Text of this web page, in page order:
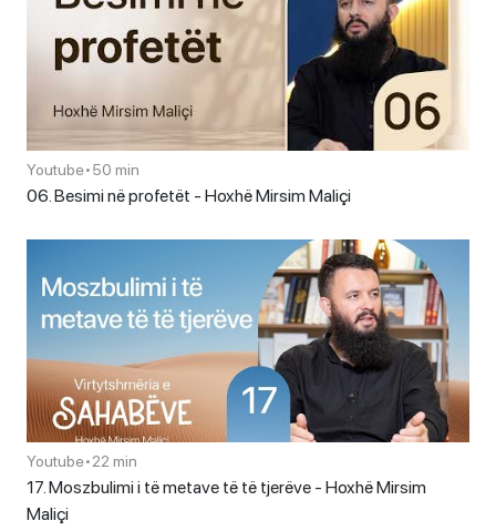
Youtube•50 min
06. Besimi në profetët - Hoxhë Mirsim Maliçi
Youtube•22 min
17. Moszbulimi i të metave të të tjerëve - Hoxhë Mirsim
Maliçi